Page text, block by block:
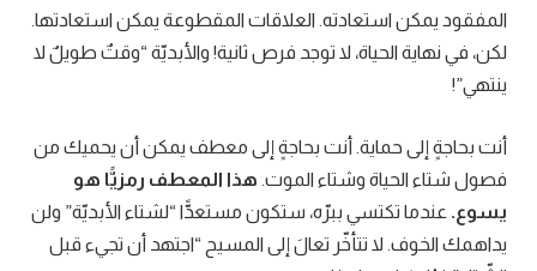
المفقود يمكن استعادته. العلاقات المقطوعة يمكن استعادتها.
لكن، في نهاية الحياة، لا توجد فرص ثانية! والأبديّة “وقتٌ طويلٌ لا
ينتهي”!
أنت بحاجةٍ إلى حماية. أنت بحاجةٍ إلى معطف يمكن أن يحميك من
فصول شتاء الحياة وشتاء الموت. هذا المعطف رمزيًّا هو
يسوع. عندما تكتسي ببرّه، ستكون مستعدًّا “لشتاء الأبديّة” ولن
يداهمك الخوف. لا تتأخّر تعالَ إلى المسيح “اجتهد أن تجيء قبل